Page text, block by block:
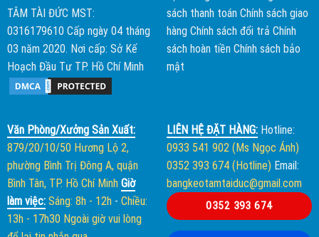
TÂM TÀI ĐỨC MST:
0316179610 Cấp ngày 04 tháng
03 năm 2020. Nơi cấp: Sở Kế
Hoạch Đầu Tư TP. Hồ Chí Minh
sách thanh toán Chính sách giao
hàng Chính sách đổi trả Chính
sách hoàn tiền Chính sách bảo
mật
Văn Phòng/Xưởng Sản Xuất:
879/20/10/50 Hương Lộ 2,
phường Bình Trị Đông A, quận
Bình Tân, TP. Hồ Chí Minh Giờ
làm việc: Sáng: 8h - 12h- Chiều:
13h - 17h30 Ngoài giờ vui lòng
LIÊN HỆ ĐẶT HÀNG:Hotline:
0933 541 902 (Ms Ngọc Ánh)
0352 393 674 (Hotline) Email:
bangkeotamtaiduc@gmail.com
0352 393 674